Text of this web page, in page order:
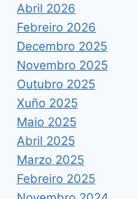
Abril 2026
Febreiro 2026
Decembro 2025
Novembro 2025
Outubro 2025
Xuño 2025
Maio 2025
Abril 2025
Marzo 2025
Febreiro 2025